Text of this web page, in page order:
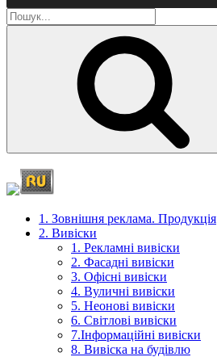
Пошук
1. Зовнішня реклама. Продукція
2. Вивіски
1. Рекламні вивіски
2. Фасадні вивіски
3. Офісні вивіски
4. Вуличні вивіски
5. Неонові вивіски
6. Світлові вивіски
7.Інформаційні вивіски
8. Вивіска на будівлю